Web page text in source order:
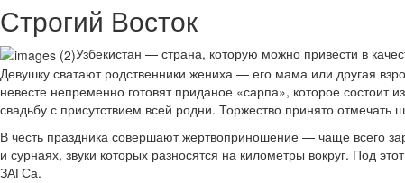
Строгий Восток
Узбекистан — страна, которую можно привести в
Девушку сватают родственники жениха — его мама или другая
невесте непременно готовят приданое «сарпа», которое
свадьбу с присутствием всей родни. Торжество принято
В честь праздника совершают жертвоприношение — чаще всего
и сурнаях, звуки которых разносятся на километры вокруг. Под
ЗАГСа.